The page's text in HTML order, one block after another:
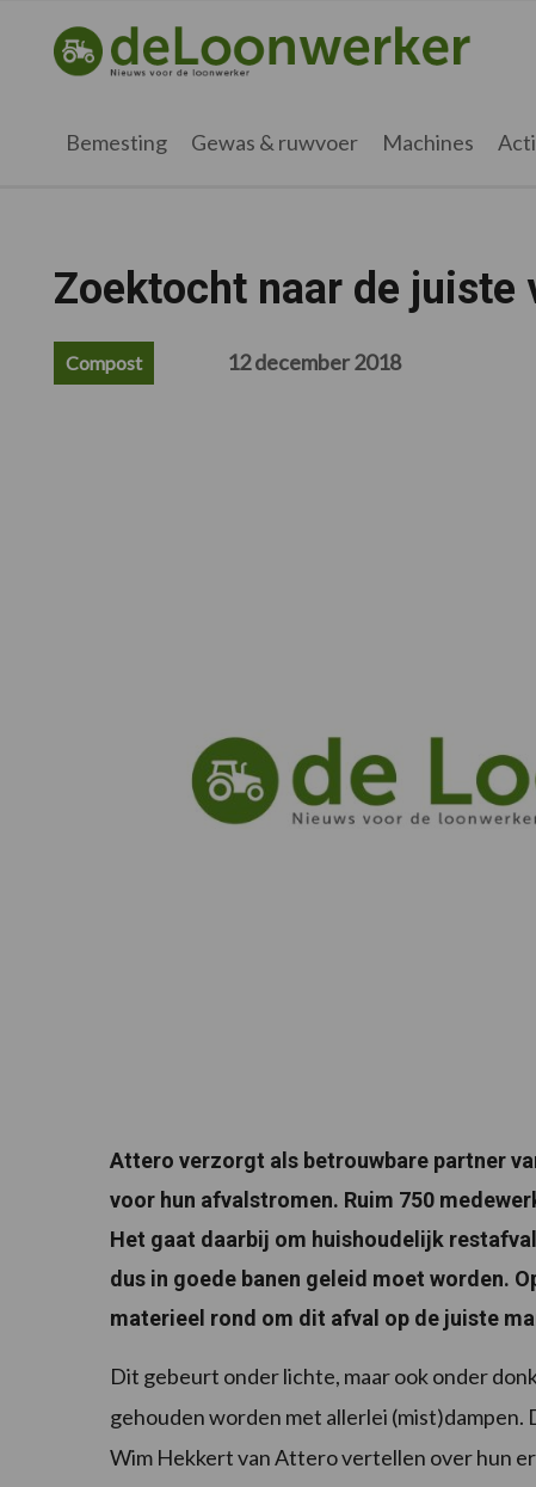
hoofdnavigatie
hoofd
eerste
voettekst
deloonwerker.nl
Bemesting Gewas & ruwvoer Machines
Zoektocht naar de juiste
Compost 12 december 2018
Attero verzorgt als betrouwbare partner
voor hun afvalstromen. Ruim 750
Het gaat daarbij om huishoudelijk
dus in goede banen geleid moet worden.
materieel rond om dit afval op de juiste
Dit gebeurt onder lichte, maar ook onder
gehouden worden met allerlei
Wim Hekkert van Attero vertellen over hun